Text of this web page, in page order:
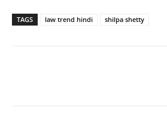
TAGS law trend hindi shilpa shetty